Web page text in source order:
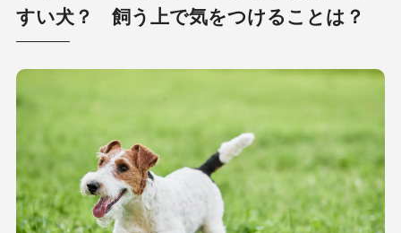
すい犬？ 飼う上で気をつけることは？